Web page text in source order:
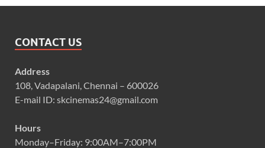
CONTACT US
Address
108, Vadapalani, Chennai – 600026
E-mail ID: skcinemas24@gmail.com
Hours
Monday–Friday: 9:00AM–7:00PM